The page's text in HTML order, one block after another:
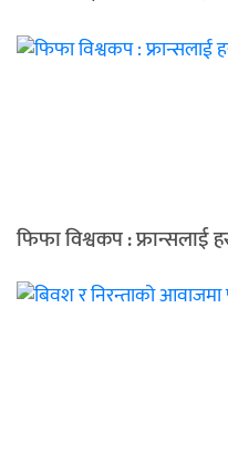
फिफा विश्वकप : फ्रान्सलाई